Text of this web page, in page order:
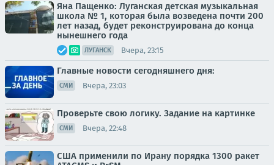
Яна Пащенко: Луганская детская музыкальная
школа № 1, которая была возведена почти 200
лет назад, будет реконструирована до конца
нынешнего года
ЛУГАНСК Вчера, 23:15
Главные новости сегодняшнего дня:
СМИ Вчера, 23:03
Проверьте свою логику. Задание на картинке
СМИ Вчера, 22:48
США применили по Ирану порядка 1300 ракет